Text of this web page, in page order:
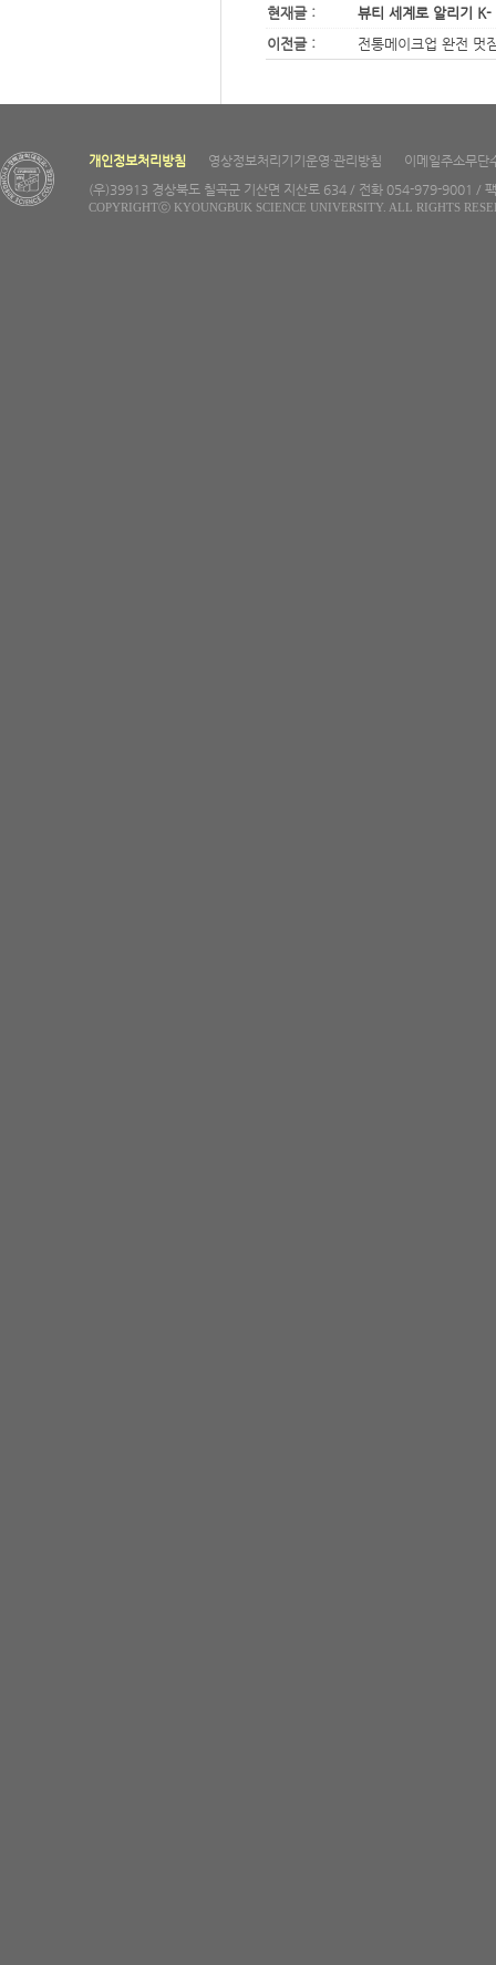
현재글 :
뷰티 세계로 알리기 K-
이전글 :
전통메이크업 완전 멋
개인정보처리방침 영상정보처리기기운영·관리방침
이메일주소무단
(우)39913 경상북도 칠곡군 기산면 지산로 634 / 전화 054-979-9001 /
COPYRIGHTⓒ KYOUNGBUK SCIENCE UNIVERSITY. ALL RIGHTS